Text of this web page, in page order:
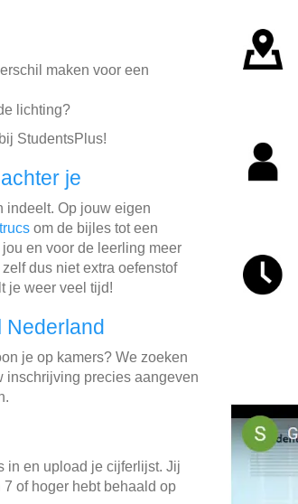
maken voor een
lichting?
StudentsPlus!
je
indeelt. Op jouw eigen
om de bijles tot een
en voor de leerling meer
dus niet extra oefenstof
je weer veel tijd!
Nederland
je op kamers? We zoeken
inschrijving precies aangeven
in en upload je cijferlijst. Jij
of hoger hebt behaald op